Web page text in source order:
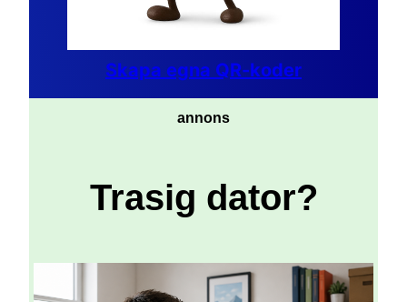
Skapa egna QR-koder
annons
Trasig dator?